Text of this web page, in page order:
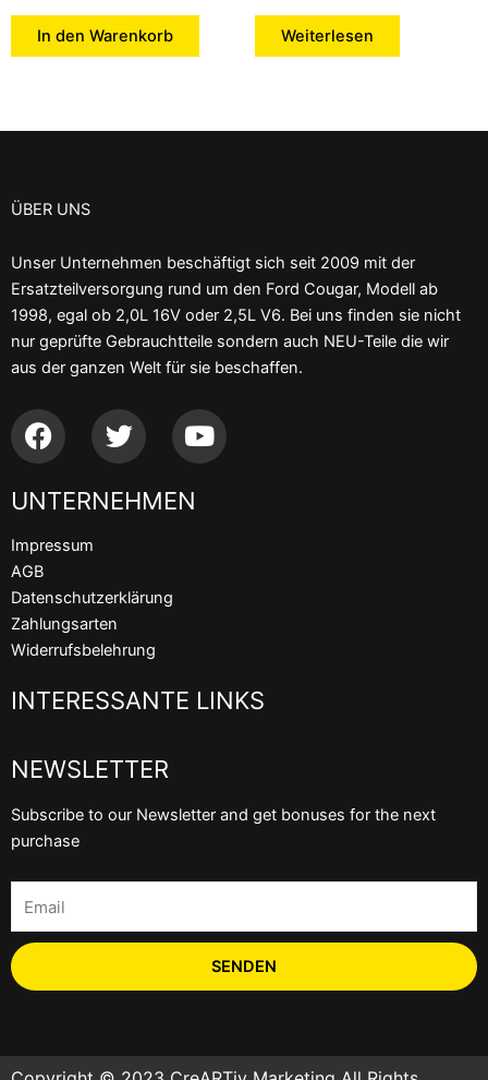
In den Warenkorb Weiterlesen
ÜBER UNS
Unser Unternehmen beschäftigt sich seit 2009 mit der
Ersatzteilversorgung rund um den Ford Cougar, Modell ab
1998, egal ob 2,0L 16V oder 2,5L V6. Bei uns finden sie nicht
nur geprüfte Gebrauchtteile sondern auch NEU-Teile die wir
aus der ganzen Welt für sie beschaffen.
F
a
e
o
o
k
T
w
t
r
Y
o
UNTERNEHMEN
Impressum
AGB
Datenschutzerklärung
Zahlungsarten
Widerrufsbelehrung
INTERESSANTE LINKS
NEWSLETTER
Subscribe to our Newsletter and get bonuses for the next
purchase
SENDEN